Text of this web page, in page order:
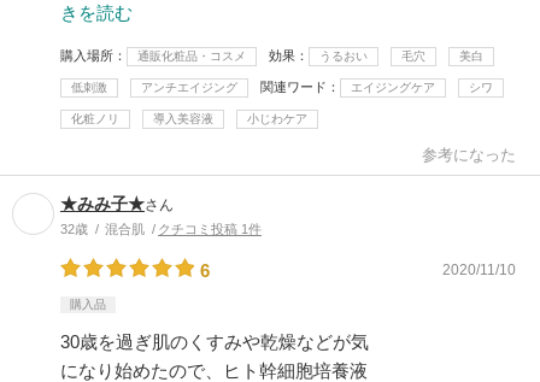
きを読む
購入場所 通販化粧品・コスメ 効果 うるおい 毛穴 美白
低刺激 アンチエイジング 関連ワード エイジングケア シワ
化粧ノリ 導入美容液 小じわケア
参考になった
★みみ子★さん
32歳 混合肌 クチコミ投稿 1件
6 2020/11/10
購入品
30歳を過ぎ肌のくすみや乾燥などが気
になり始めたので、ヒト幹細胞培養液